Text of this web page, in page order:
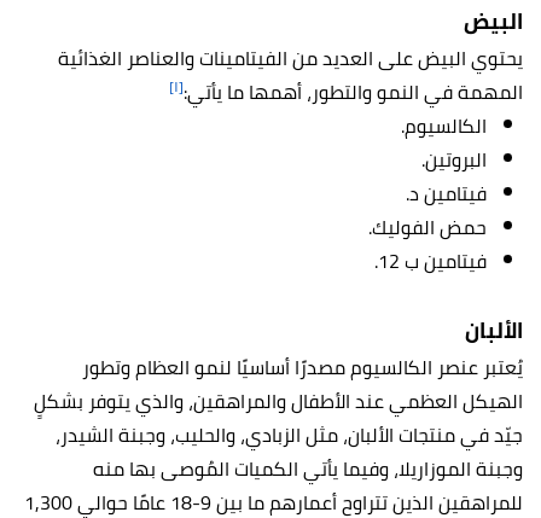
البيض
يحتوي البيض على العديد من الفيتامينات والعناصر الغذائية
المهمة في النمو والتطور، أهمها ما يأتي:[١]
الكالسيوم.
البروتين.
فيتامين د.
حمض الفوليك.
فيتامين ب 12.
الألبان
يُعتبر عنصر الكالسيوم مصدرًا أساسيًا لنمو العظام وتطور
الهيكل العظمي عند الأطفال والمراهقين، والذي يتوفر بشكلٍ
جيّد في منتجات الألبان، مثل الزبادي، والحليب، وجبنة الشيدر،
وجبنة الموزاريلا، وفيما يأتي الكميات المُوصى بها منه
للمراهقين الذين تتراوح أعمارهم ما بين 9-18 عامًا حوالي 1,300